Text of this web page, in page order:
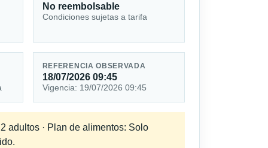
No reembolsable
Condiciones sujetas a tarifa
REFERENCIA OBSERVADA
18/07/2026 09:45
Vigencia: 19/07/2026 09:45
adultos · Plan de alimentos: Solo